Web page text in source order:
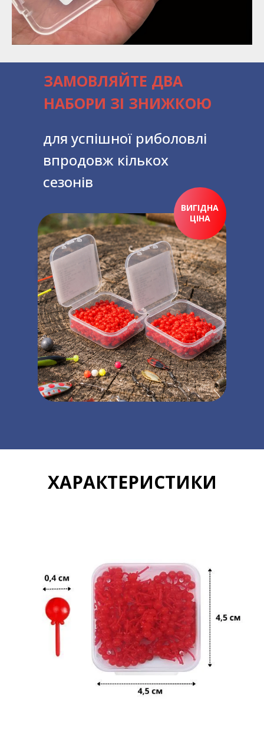
ПРИДБАТИ ЗАРАЗ
ЗАМОВЛЯЙТЕ ДВА
НАБОРИ ЗІ ЗНИЖКОЮ
для успішної риболовлі
впродовж кількох
сезонів
ВИГІДНА
ЦІНА
ХАРАКТЕРИСТИКИ